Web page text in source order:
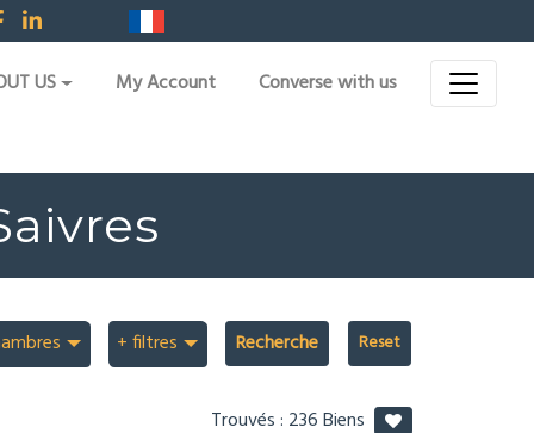
US My Account Converse with us
+ filtres Recherche
Trouvés : 236Biens